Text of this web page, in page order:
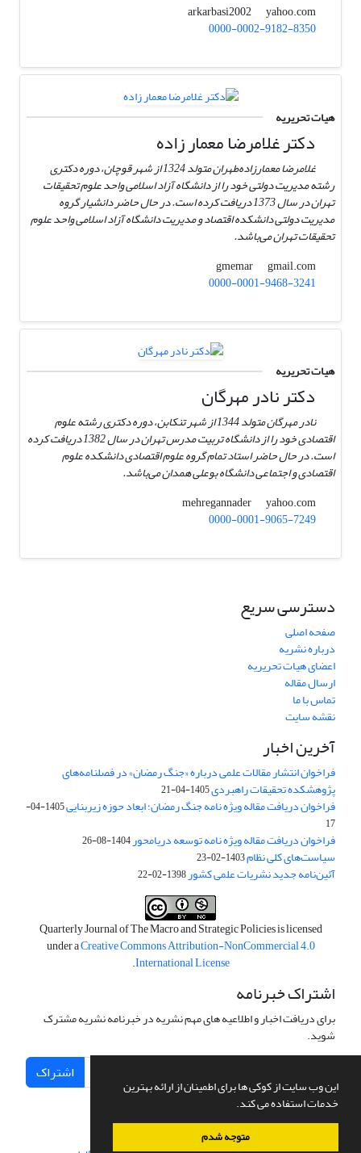
این وب سایت از کوکی ها برای اطمینان از ارائه بهترین
خدمات استفاده می کند.
متوجه شدم
arkarbasi2002
yahoo.com
0000-0002-9182-8350
هیات تحریریه
دکتر غلامرضا معمار زاده
غلامرضا معمارزاده‌طهران متولد 1324 از شهر قوچان، دوره دکتری
رشته مدیریت دولتی خود را از دانشگاه آزاد اسلامی واحد علوم تحقیقات
تهران در سال 1373 دریافت کرده است. در حال حاضر دانشیار گروه
مدیریت دولتی دانشکده اقتصاد و مدیریت دانشگاه آزاد اسلامی واحد علوم
تحقیقات تهران می‌باشد.
gmemar
gmail.com
0000-0001-9468-3241
هیات تحریریه
دکتر نادر مهرگان
نادر مهرگان متولد 1344 از شهر تنکابن، دوره دکتری رشته علوم
اقتصادی خود را از دانشگاه تربیت مدرس تهران در سال 1382 دریافت کرده
است. در حال حاضر استاد تمام گروه علوم اقتصادی دانشکده علوم
اقتصادی و اجتماعی دانشگاه بوعلی همدان می‌باشد.
mehregannader
yahoo.com
0000-0001-9065-7249
دسترسی سریع
صفحه اصلی
درباره نشریه
اعضای هیات تحریریه
ارسال مقاله
تماس با ما
نقشه سایت
آخرین اخبار
فراخوان انتشار مقالات علمی درباره «جنگ رمضان» در فصلنامه‌های
پژوهشکده تحقیقات راهبردی1405-04-21
فراخوان دریافت مقاله ویژه نامه جنگ رمضان؛ ابعاد حوزه زیربنایی
1405-04-
17
فراخوان دریافت مقاله ویژه نامه توسعه دریامحور1404-08-26
سیاست‌های کلی نظام1403-02-23
آئین‌نامه جدید نشریات علمی کشور1398-02-22
Quarterly Journal of The Macro and Strategic Policies is licensed
under aCreative Commons Attribution-NonCommercial 4.0
International License
.
اشتراک خبرنامه
برای دریافت اخبار و اطلاعیه های مهم نشریه در خبرنامه نشریه مشترک
شوید.
اشتراک